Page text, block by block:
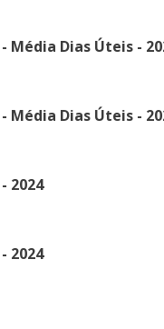
Média Dias Úteis -
Média Dias Úteis -
2024
2024